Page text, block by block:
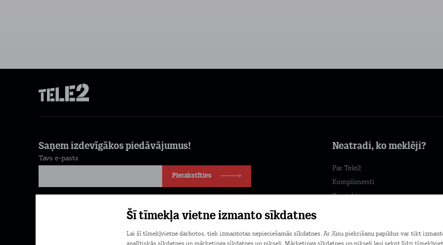
Šī tīmekļa vietne izmanto sīkdatnes
Lai šī tīmekļvietne darbotos, tiek izmantotas nepieciešamās sīkdatnes. Ar Jūsu piekrišanu papildus var tikt
Saņem izdevīgākos piedāvājumus!
Tavs e-pasts
Pierakstīties
Privātuma politikā.
Neatradi, ko meklēji?
Par Tele2
Komplimenti
Kontakti
Jaunumi